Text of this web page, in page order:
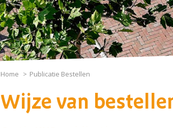
Home Publicatie Bestellen
Wijze van